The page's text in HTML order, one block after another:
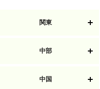
関東
中部
中国